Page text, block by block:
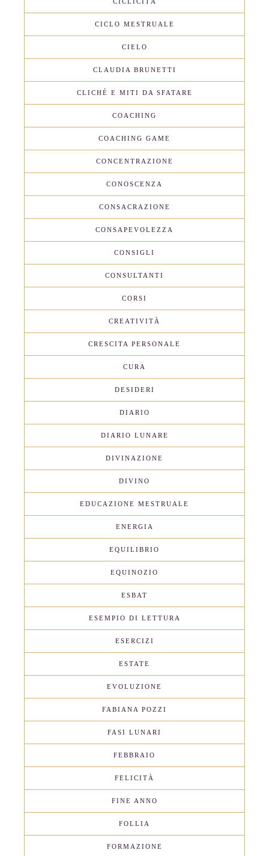
CICLO MESTRUALE
CIELO
CLAUDIA BRUNETTI
CLICHÉ E MITI DA SFATARE
COACHING
COACHING GAME
CONCENTRAZIONE
CONOSCENZA
CONSACRAZIONE
CONSAPEVOLEZZA
CONSIGLI
CONSULTANTI
CORSI
CREATIVITÀ
CRESCITA PERSONALE
CURA
DESIDERI
DIARIO
DIARIO LUNARE
DIVINAZIONE
DIVINO
EDUCAZIONE MESTRUALE
ENERGIA
EQUILIBRIO
EQUINOZIO
ESBAT
ESEMPIO DI LETTURA
ESERCIZI
ESTATE
EVOLUZIONE
FABIANA POZZI
FASI LUNARI
FEBBRAIO
FELICITÀ
FINE ANNO
FOLLIA
FORMAZIONE